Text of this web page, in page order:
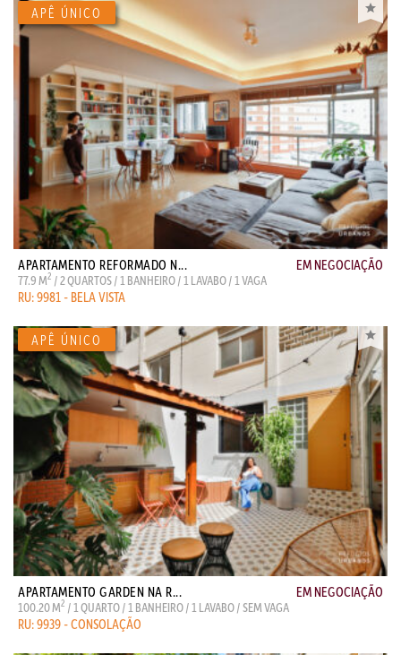
APARTAMENTO REFORMADO N... EM NEGOCIAÇÃO
77.9 M2 / 2 QUARTOS / 1 BANHEIRO / 1 LAVABO / 1 VAGA
RU: 9981 - BELA VISTA
APARTAMENTO GARDEN NA R... EM NEGOCIAÇÃO
100.20 M2 / 1 QUARTO / 1 BANHEIRO / 1 LAVABO / SEM VAGA
RU: 9939 - CONSOLAÇÃO